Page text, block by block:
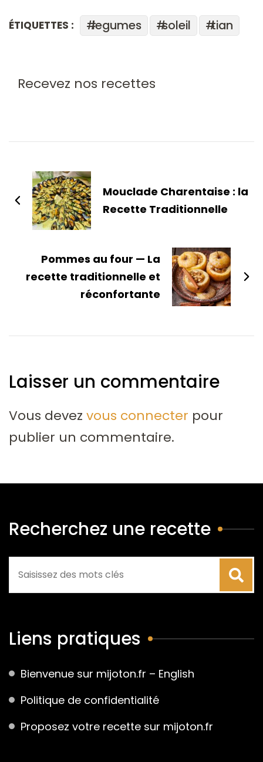
ÉTIQUETTES : legumes soleil tian
Recevez nos recettes
Mouclade Charentaise : la
Recette Traditionnelle
Pommes au four — La
recette traditionnelle et
réconfortante
Laisser un commentaire
Vous devez vous connecter pour
publier un commentaire.
Recherchez une recette
Liens pratiques
Bienvenue sur mijoton.fr – English
Politique de confidentialité
Proposez votre recette sur mijoton.fr